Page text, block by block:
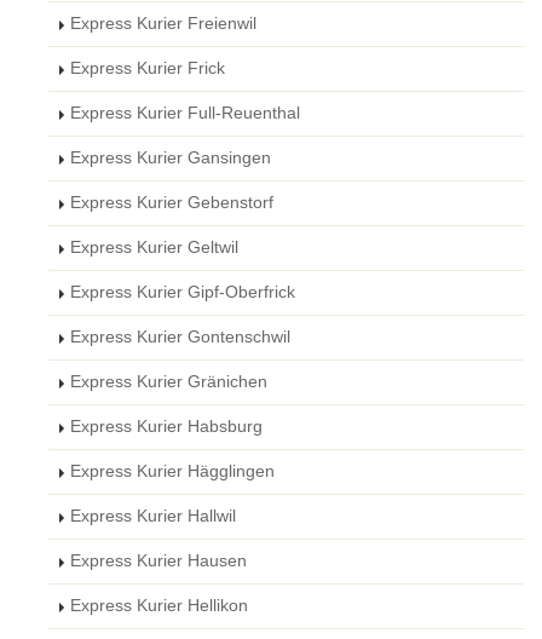
Express Kurier Freienwil
Express Kurier Frick
Express Kurier Full-Reuenthal
Express Kurier Gansingen
Express Kurier Gebenstorf
Express Kurier Geltwil
Express Kurier Gipf-Oberfrick
Express Kurier Gontenschwil
Express Kurier Gränichen
Express Kurier Habsburg
Express Kurier Hägglingen
Express Kurier Hallwil
Express Kurier Hausen
Express Kurier Hellikon